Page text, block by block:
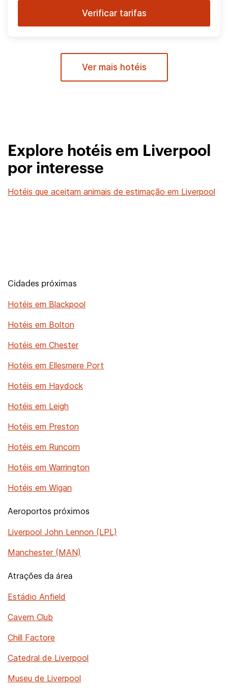
Verificar tarifas
Ver mais hotéis
Explore hotéis em Liverpool
por interesse
Hotéis que aceitam animais de estimação em Liverpool
Cidades próximas
Hotéis em Blackpool
Hotéis em Bolton
Hotéis em Chester
Hotéis em Ellesmere Port
Hotéis em Haydock
Hotéis em Leigh
Hotéis em Preston
Hotéis em Runcorn
Hotéis em Warrington
Hotéis em Wigan
Aeroportos próximos
Liverpool John Lennon (LPL)
Manchester (MAN)
Atrações da área
Estádio Anfield
Cavern Club
Chill Factore
Catedral de Liverpool
Museu de Liverpool